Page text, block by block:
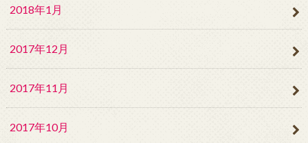
2018年1月
2017年12月
2017年11月
2017年10月